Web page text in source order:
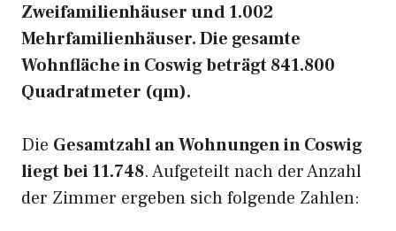
Zweifamilienhäuser und 1.002
Mehrfamilienhäuser. Die gesamte
Wohnfläche in Coswig beträgt 841.800
Quadratmeter (qm).
Die Gesamtzahl an Wohnungen in Coswig
liegt bei 11.748. Aufgeteilt nach der Anzahl
der Zimmer ergeben sich folgende Zahlen: